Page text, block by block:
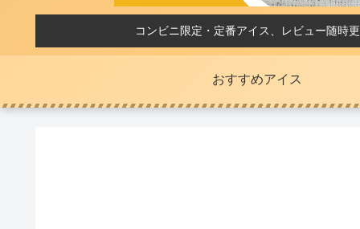
コンビニ限定・定番アイス、レビュー随時
おすすめアイス